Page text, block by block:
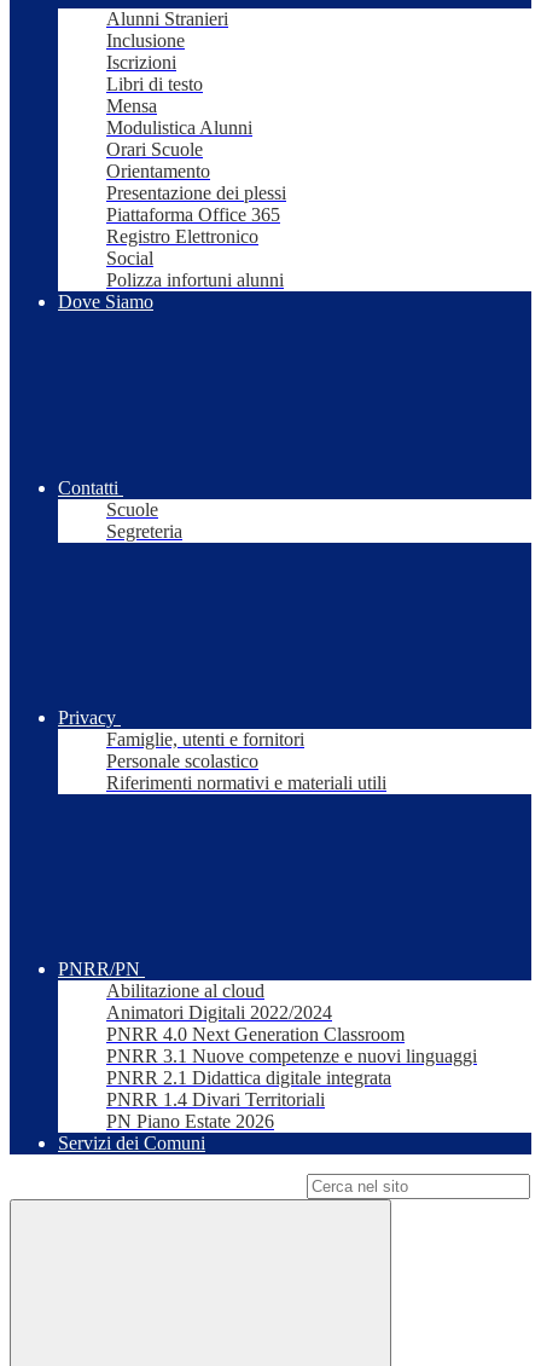
Alunni Stranieri
Inclusione
Iscrizioni
Libri di testo
Mensa
Modulistica Alunni
Orari Scuole
Orientamento
Presentazione dei plessi
Piattaforma Office 365
Registro Elettronico
Social
Polizza infortuni alunni
Dove Siamo
Contatti
Scuole
Segreteria
Privacy
Famiglie, utenti e fornitori
Personale scolastico
Riferimenti normativi e materiali utili
PNRR/PN
Abilitazione al cloud
Animatori Digitali 2022/2024
PNRR 4.0 Next Generation Classroom
PNRR 3.1 Nuove competenze e nuovi linguaggi
PNRR 2.1 Didattica digitale integrata
PNRR 1.4 Divari Territoriali
PN Piano Estate 2026
Servizi dei Comuni